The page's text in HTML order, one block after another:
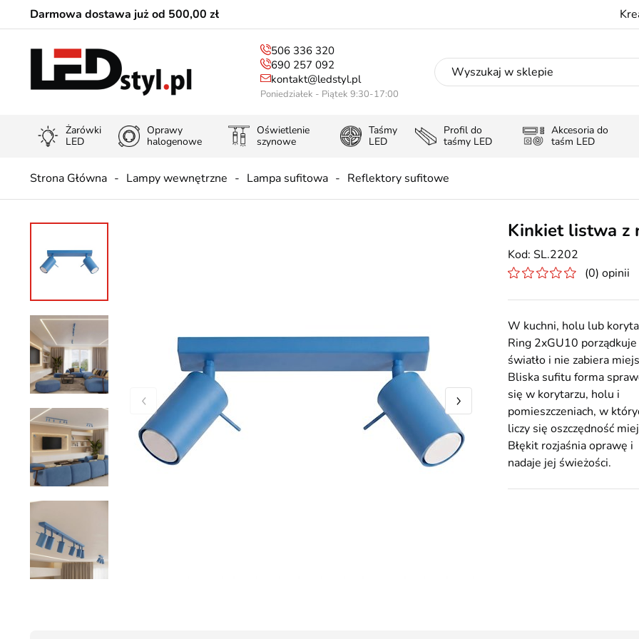
Darmowa dostawa już od 500,00 zł
506 336 320
690 257 092
kontakt@ledstyl.pl
Poniedziałek - Piątek 9:30-17:00
Żarówki
LED
Oprawy
halogenowe
Oświetlenie
szynowe
Taśmy
LED
Profil do
taśmy LED
Akcesoria do
taśm LED
Strona Główna Lampy wewnętrzne Lampa sufitowa Reflektory sufitowe
Kinkiet listwa z
SL.2202
(0) opinii
W kuchni, holu lub
Ring 2xGU10 porządkuje
światło i nie zabiera
Bliska sufitu forma
się w korytarzu, holu i
pomieszczeniach, w
liczy się oszczędność
Błękit rozjaśnia oprawę i
nadaje jej świeżości.